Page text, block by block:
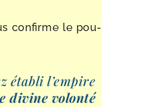
confirme le pou­
éta­bli l’empire
divine volon­té